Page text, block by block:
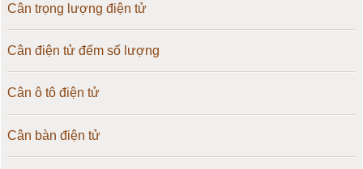
Cân trọng lượng điện tử
Cân điện tử đếm số lượng
Cân ô tô điện tử
Cân bàn điện tử